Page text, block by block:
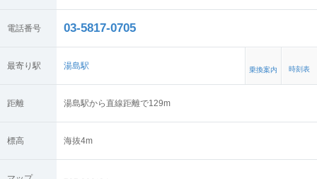
電話番号 03-5817-0705
最寄り駅 湯島駅 乗換案内 時刻表
距離 湯島駅から直線距離で129m
標高 海抜4m